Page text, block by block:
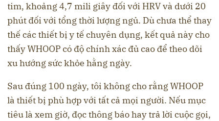
tim, khoảng 4,7 mili giây đối với HRV và dưới 20
phút đối với tổng thời lượng ngủ. Dù chưa thể thay
thế các thiết bị y tế chuyên dụng, kết quả này cho
thấy WHOOP có độ chính xác đủ cao để theo dõi
xu hướng sức khỏe hằng ngày.
Sau đúng 100 ngày, tôi không cho rằng WHOOP
là thiết bị phù hợp với tất cả mọi người. Nếu mục
tiêu là xem giờ, đọc thông báo hay trả lời cuộc gọi,